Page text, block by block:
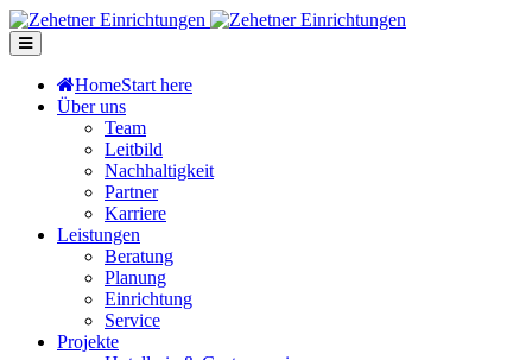
HomeStart here
Über uns
Team
Leitbild
Nachhaltigkeit
Partner
Karriere
Leistungen
Beratung
Planung
Einrichtung
Service
Projekte